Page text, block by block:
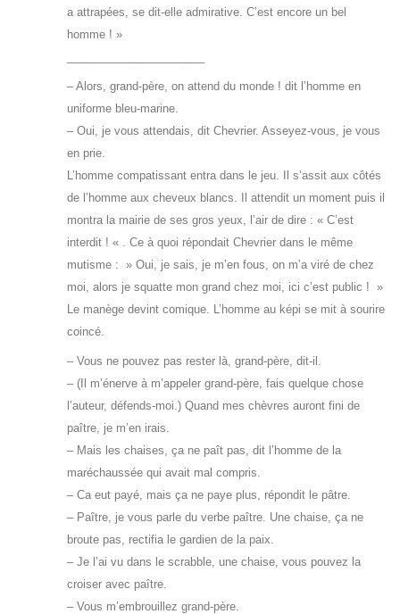
a attrapées, se dit-elle admirative. C’est encore un bel
homme ! »
– Alors, grand-père, on attend du monde ! dit l’homme en
uniforme bleu-marine.
– Oui, je vous attendais, dit Chevrier. Asseyez-vous, je vous
en prie.
L’homme compatissant entra dans le jeu. Il s’assit aux côtés
de l’homme aux cheveux blancs. Il attendit un moment puis il
montra la mairie de ses gros yeux, l’air de dire : « C’est
interdit ! « . Ce à quoi répondait Chevrier dans le même
mutisme : » Oui, je sais, je m’en fous, on m’a viré de chez
moi, alors je squatte mon grand chez moi, ici c’est public ! »
Le manège devint comique. L’homme au képi se mit à sourire
coincé.
– Vous ne pouvez pas rester là, grand-père, dit-il.
– (Il m’énerve à m’appeler grand-père, fais quelque chose
l’auteur, défends-moi.) Quand mes chèvres auront fini de
paître, je m’en irais.
– Mais les chaises, ça ne paît pas, dit l’homme de la
maréchaussée qui avait mal compris.
– Ca eut payé, mais ça ne paye plus, répondit le pâtre.
– Paître, je vous parle du verbe paître. Une chaise, ça ne
broute pas, rectifia le gardien de la paix.
– Je l’ai vu dans le scrabble, une chaise, vous pouvez la
croiser avec paître.
– Vous m’embrouillez grand-père.